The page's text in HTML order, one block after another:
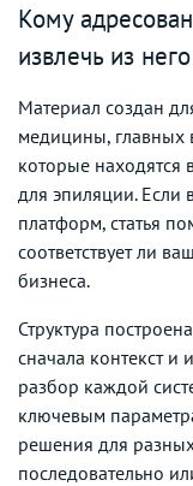
Кому
извлечь из
Материал создан
медицины, главных
которые находятся
для эпиляции. Если
платформ, статья
соответствует ли
бизнеса.
Структура
сначала контекст и
разбор каждой
ключевым
решения для
последовательно